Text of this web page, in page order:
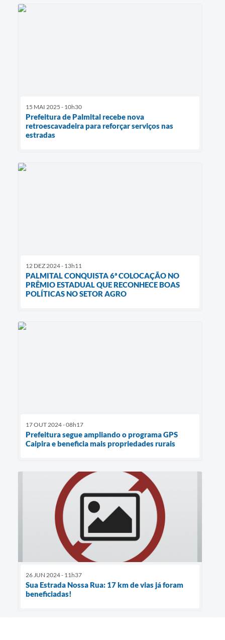
15 MAI 2025 - 10h30
Prefeitura de Palmital recebe nova
retroescavadeira para reforçar serviços nas
estradas
12 DEZ 2024 - 13h11
PALMITAL CONQUISTA 6ª COLOCAÇÃO NO
PRÊMIO ESTADUAL QUE RECONHECE BOAS
POLÍTICAS NO SETOR AGRO
17 OUT 2024 - 08h17
Prefeitura segue ampliando o programa GPS
Caipira e beneficia mais propriedades rurais
26 JUN 2024 - 11h37
Sua Estrada Nossa Rua: 17 km de vias já foram
beneficiadas!